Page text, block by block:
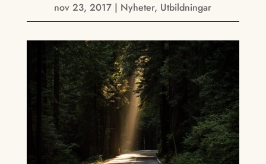
nov 23, 2017 | Nyheter, Utbildningar